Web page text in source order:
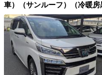
車）（サンルーフ）（冷暖
位カメラ／後席モニター／ト
い防止装置／デジタルイン
眼ＬＥＤヘッドライト